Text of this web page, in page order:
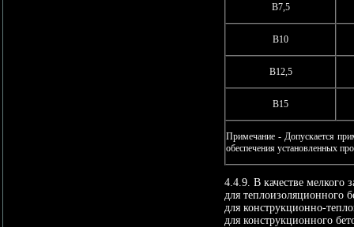
В7,5
В10
В12,5
В15
Примечание - Допускается
обеспечения установленных
4.4.9. В качестве мелкого
для теплоизоляционного
для конструкционно-
для конструкционного